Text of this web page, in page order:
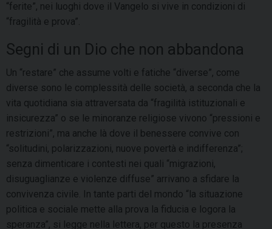
“ferite”, nei luoghi dove il Vangelo si vive in condizioni di
“fragilità e prova”.
Segni di un Dio che non abbandona
Un “restare” che assume volti e fatiche “diverse”, come
diverse sono le complessità delle società, a seconda che la
vita quotidiana sia attraversata da “fragilità istituzionali e
insicurezza” o se le minoranze religiose vivono “pressioni e
restrizioni”, ma anche là dove il benessere convive con
“solitudini, polarizzazioni, nuove povertà e indifferenza”;
senza dimenticare i contesti nei quali “migrazioni,
disuguaglianze e violenze diffuse” arrivano a sfidare la
convivenza civile. In tante parti del mondo “la situazione
politica e sociale mette alla prova la fiducia e logora la
speranza”, si legge nella lettera, per questo la presenza